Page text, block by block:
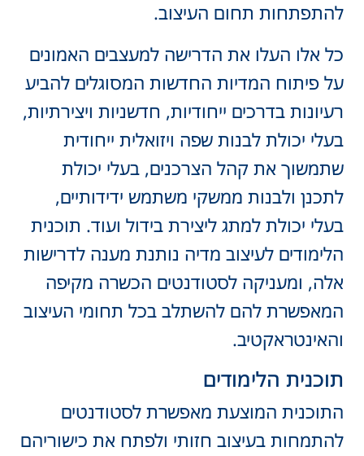
להתפתחות תחום העיצוב.
כל אלו העלו את הדרישה למעצבים האמונים
על פיתוח המדיות החדשות המסוגלים להביע
רעיונות בדרכים ייחודיות, חדשניות ויצירתיות,
בעלי יכולת לבנות שפה ויזואלית ייחודית
שתמשוך את קהל הצרכנים, בעלי יכולת
לתכנן ולבנות ממשקי משתמש ידידותיים,
בעלי יכולת למתג ליצירת בידול ועוד. תוכנית
הלימודים לעיצוב מדיה נותנת מענה לדרישות
אלה, ומעניקה לסטודנטים הכשרה מקיפה
המאפשרת להם להשתלב בכל תחומי העיצוב
והאינטראקטיב.
תוכנית הלימודים
התוכנית המוצעת מאפשרת לסטודנטים
להתמחות בעיצוב חזותי ולפתח את כישוריהם